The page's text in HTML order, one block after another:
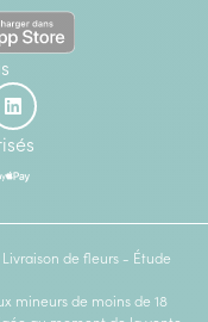
de fleurs - Étude
mineurs de moins de 18